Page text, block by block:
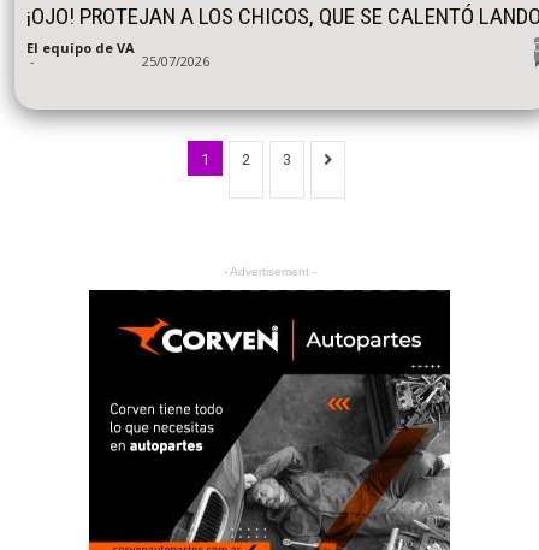
¡OJO! PROTEJAN A LOS CHICOS, QUE SE CALENTÓ
El equipo de VA
- 25/07/2026
1 2 3
- Advertisement -